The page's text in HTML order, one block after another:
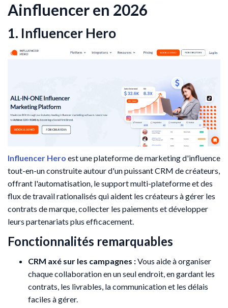
Ainfluencer en 2026
1. Influencer Hero
Influencer Hero est une plateforme de marketing d'influence
tout-en-un construite autour d'un puissant CRM de créateurs,
offrant l'automatisation, le support multi-plateforme et des
flux de travail rationalisés qui aident les créateurs à gérer les
contrats de marque, collecter les paiements et développer
leurs partenariats plus efficacement.
Fonctionnalités remarquables
CRM axé sur les campagnes :Vous aide à organiser
chaque collaboration en un seul endroit, en gardant les
contrats, les livrables, la communication et les délais
faciles à gérer.